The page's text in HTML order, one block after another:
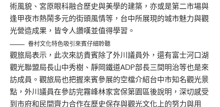
術風貌、宮原眼科融合歷史與美學的建築，亦或是第二市場與
逢甲夜市熱鬧多元的街頭風情等，台中所展現的城市魅力與觀
光營造成果，皆令人讚嘆並值得學習。
眷村文化特色吸引來賓仔細聆聽
觀旅局表示，此次來訪貴賓除了外川議員外，還有富士河口湖
觀光聯盟局長山中秀樹、靜岡鐵道ADP部長三間明治等也是來
訪成員。觀旅局也把握來賓參展的空檔介紹台中市知名觀光景
點，外川議員在參訪完霧峰林家宮保第園區後說明，深切感受
到市府和民間齊力合作在歷史保存與觀光文化上的努力與用